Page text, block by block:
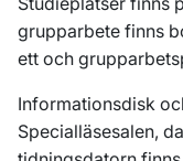
grupparbete finns
ett och
Informationsdisk
Specialläsesalen,